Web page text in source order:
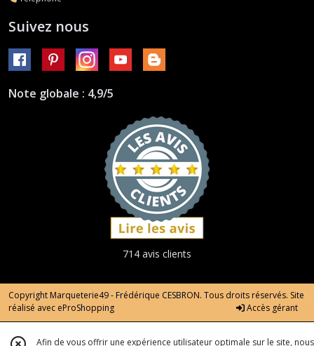
Suivez nous
Note globale : 4,9/5
714 avis clients
Copyright Marqueterie49 - Frédérique CESBRON. Tous droits réservés. Site
réalisé avec eProShopping Accès gérant
Afin de vous offrir une expérience utilisateur optimale sur le site, nous